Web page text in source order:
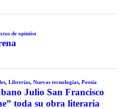
de opinión
, Librerías, Nuevas tecnologías, Poesía
Julio San Francisco
toda su obra literaria